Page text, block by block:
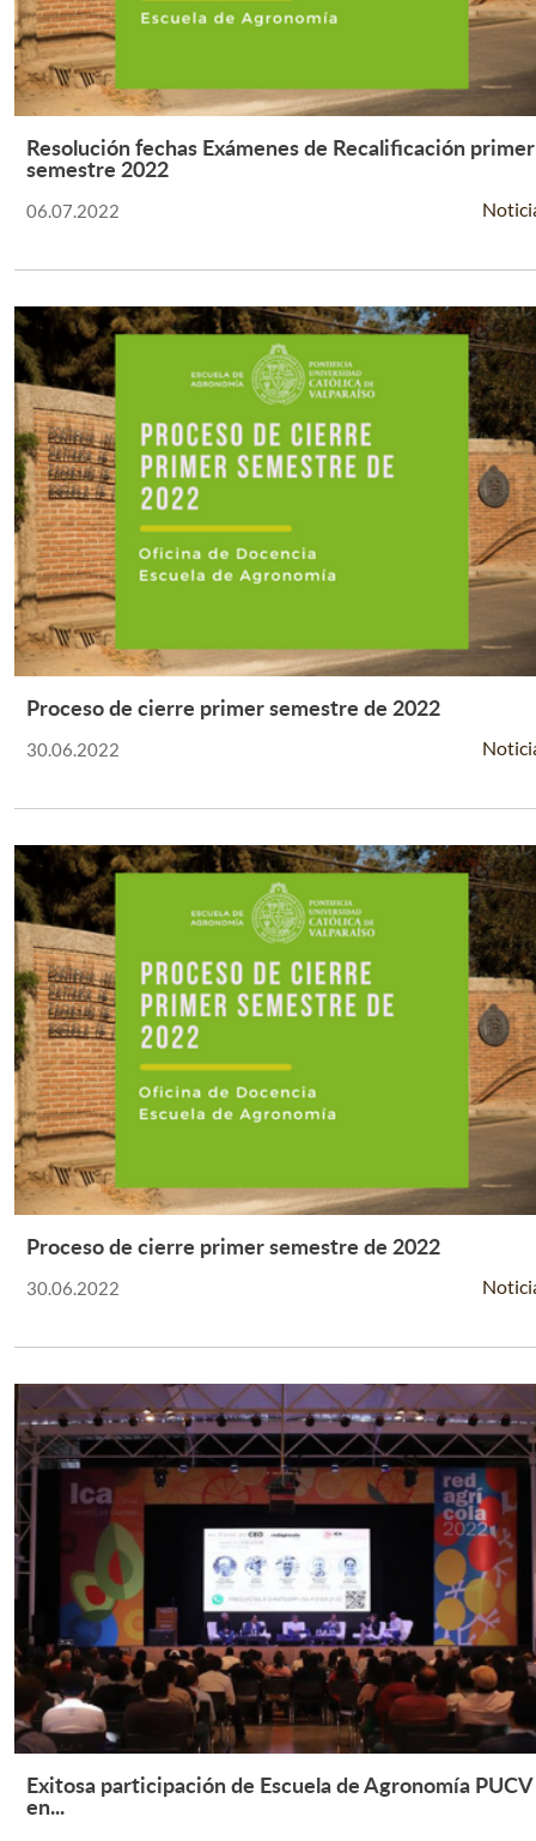
Leer Más +
Resolución fechas Exámenes de Recalificación primer
semestre 2022
06.07.2022
Leer Más +
Proceso de cierre primer semestre de 2022
30.06.2022
Leer Más +
Proceso de cierre primer semestre de 2022
30.06.2022
Leer Más +
Exitosa participación de Escuela de Agronomía PUCV
en...